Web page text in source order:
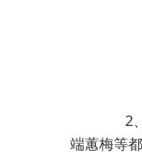
2、
端蕙梅等